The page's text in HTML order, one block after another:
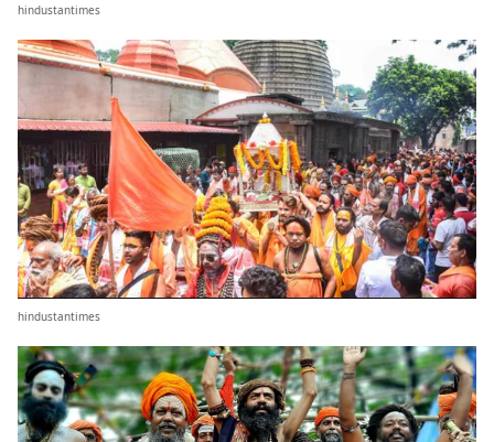
hindustantimes
hindustantimes